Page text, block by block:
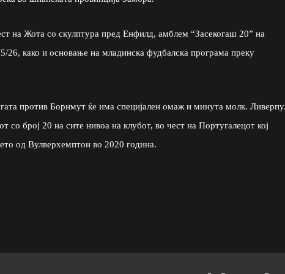
на Жота со скулптура пред Енфилд, амблем “Засекогаш 20” на
26, како и основање на младинска фудбалска програма преку
против Борнмут ќе има специјален омаж и минута молк.
со број 20 на сите нивоа на клубот, во чест на Португалецот кој
од Вулверхемптон во 2020 година.